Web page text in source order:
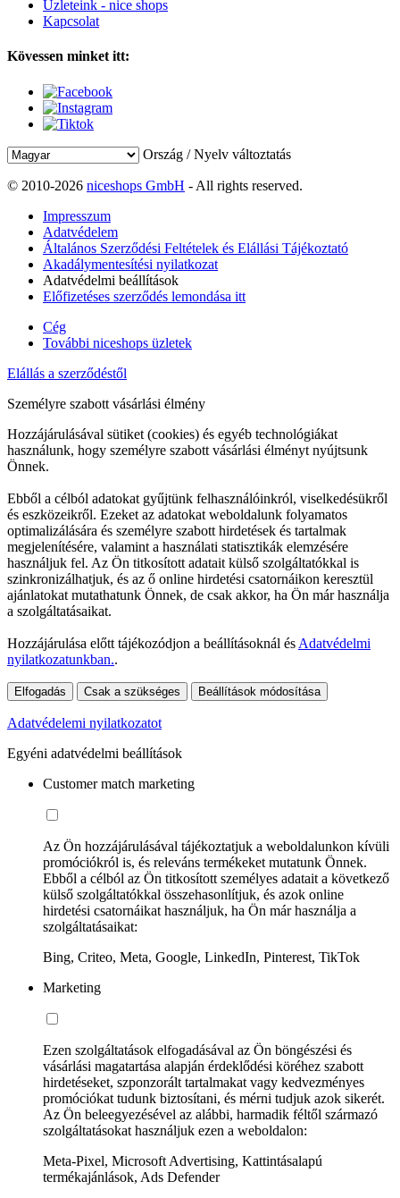
Üzleteink - nice shops
Kapcsolat
Kövessen minket itt:
Ország / Nyelv változtatás
© 2010-2026 niceshops GmbH - All rights reserved.
Impresszum
Adatvédelem
Általános Szerződési Feltételek és Elállási Tájékoztató
Akadálymentesítési nyilatkozat
Adatvédelmi beállítások
Előfizetéses szerződés lemondása itt
Cég
További niceshops üzletek
Elállás a szerződéstől
Személyre szabott vásárlási élmény
Hozzájárulásával sütiket (cookies) és egyéb technológiákat
használunk, hogy személyre szabott vásárlási élményt nyújtsunk
Önnek.
Ebből a célból adatokat gyűjtünk felhasználóinkról, viselkedésükről
és eszközeikről. Ezeket az adatokat weboldalunk folyamatos
optimalizálására és személyre szabott hirdetések és tartalmak
megjelenítésére, valamint a használati statisztikák elemzésére
használjuk fel. Az Ön titkosított adatait külső szolgáltatókkal is
szinkronizálhatjuk, és az ő online hirdetési csatornáikon keresztül
ajánlatokat mutathatunk Önnek, de csak akkor, ha Ön már használja
a szolgáltatásaikat.
Hozzájárulása előtt tájékozódjon a beállításoknál és Adatvédelmi
nyilatkozatunkban..
Elfogadás Csak a szükséges Beállítások módosítása
Adatvédelemi nyilatkozatot
Egyéni adatvédelmi beállítások
Customer match marketing
Az Ön hozzájárulásával tájékoztatjuk a weboldalunkon kívüli
promóciókról is, és releváns termékeket mutatunk Önnek.
Ebből a célból az Ön titkosított személyes adatait a következő
külső szolgáltatókkal összehasonlítjuk, és azok online
hirdetési csatornáikat használjuk, ha Ön már használja a
szolgáltatásaikat:
Bing, Criteo, Meta, Google, LinkedIn, Pinterest, TikTok
Marketing
Ezen szolgáltatások elfogadásával az Ön böngészési és
vásárlási magatartása alapján érdeklődési köréhez szabott
hirdetéseket, szponzorált tartalmakat vagy kedvezményes
promóciókat tudunk biztosítani, és mérni tudjuk azok sikerét.
Az Ön beleegyezésével az alábbi, harmadik féltől származó
szolgáltatásokat használjuk ezen a weboldalon:
Meta-Pixel, Microsoft Advertising, Kattintásalapú
termékajánlások, Ads Defender